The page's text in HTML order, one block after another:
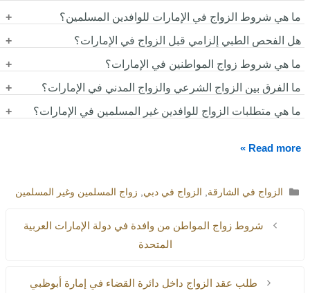
تشمل أنواع الزواج في الإمارات الزواج الشرعي للمسلمين، والزواج
للوافدين من خلال السفارات أو أماكن العبادة.
ما هي شروط الزواج في الإمارات للوافدين المسلمين؟
تشمل الشروط بلوغ سن 18 سنة، وموافقة ولي الزوجة، وتقديم الهوية
السفارة في بعض الحالات.
هل الفحص الطبي إلزامي قبل الزواج في الإمارات؟
نعم، يُعد الفحص الطبي شرطاً أساسياً لإتمام الزواج في الإمارات، حيث
ما هي شروط زواج المواطنين في الإمارات؟
تشمل الشروط الأهلية القانونية، وموافقة الزوجين، وحضور ولي الزوجة،
ما الفرق بين الزواج الشرعي والزواج المدني في الإمارات؟
الزواج الشرعي يتم وفق أحكام الشريعة الإسلامية ويتطلب موافقة
ما هي متطلبات الزواج للوافدين غير المسلمين في الإمارات؟
ذلك من خلال الكنائس أو المعابد أو السفارات، مع ضرورة إجراء الفحص
Read more »
التصنيفات
الزواج في الشارقة الزواج في دبي زواج المسلمين وغير المسلمين
شروط زواج المواطن من وافدة في دولة الإمارات العربية
المتحدة
طلب عقد الزواج داخل دائرة القضاء في إمارة أبوظبي